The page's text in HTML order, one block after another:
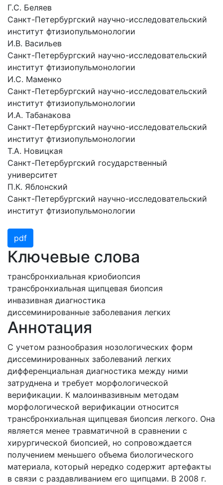
Г.С. Беляев
Санкт-Петербургский научно-исследовательский
институт фтизиопульмонологии
И.В. Васильев
Санкт-Петербургский научно-исследовательский
институт фтизиопульмонологии
И.С. Маменко
Санкт-Петербургский научно-исследовательский
институт фтизиопульмонологии
И.А. Табанакова
Санкт-Петербургский научно-исследовательский
институт фтизиопульмонологии
Т.А. Новицкая
Санкт-Петербургский государственный
университет
П.К. Яблонский
Санкт-Петербургский научно-исследовательский
институт фтизиопульмонологии
pdf
Ключевые слова
трансбронхиальная криобиопсия
трансбронхиальная щипцевая биопсия
инвазивная диагностика
диссеминированные заболевания легких
Аннотация
С учетом разнообразия нозологических форм
диссеминированных заболеваний легких
дифференциальная диагностика между ними
затруднена и требует морфологической
верификации. К малоинвазивным методам
морфологической верификации относится
трансбронхиальная щипцевая биопсия легкого. Она
является менее травматичной в сравнении с
хирургической биопсией, но сопровождается
получением меньшего объема биологического
материала, который нередко содержит артефакты
в связи с раздавливанием его щипцами. В 2008 г.